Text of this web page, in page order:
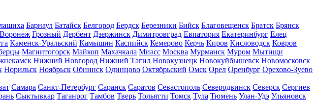
Барнаул Батайск Белгород Бердск Березники Бийск Благовещенск Братск Брянск
Воронеж Грозный Дербент Дзержинск Димитровград Евпатория Екатеринбург Елец
Каменск-Уральский Камышин Каспийск Кемерово Керчь Киров Кисловодск Ковров
Магнитогорск Майкоп Махачкала Миасс Москва Мурманск Муром Мытищи
Нижний Новгород Нижний Тагил Новокузнецк Новокуйбышевск Новомосковск
Норильск Ноябрьск Обнинск Одинцово Октябрьский Омск Орел Оренбург Орехово-Зуево
Самара Санкт-Петербург Саранск Саратов Севастополь Северодвинск Северск Сергиев
Сыктывкар Таганрог Тамбов Тверь Тольятти Томск Тула Тюмень Улан-Удэ Ульяновск